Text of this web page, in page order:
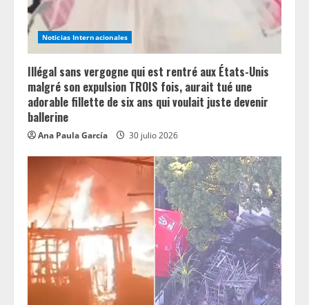
Noticias Internacionales
Illégal sans vergogne qui est rentré aux États-Unis
malgré son expulsion TROIS fois, aurait tué une
adorable fillette de six ans qui voulait juste devenir
ballerine
Ana Paula García 30 julio 2026